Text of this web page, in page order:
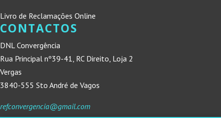
Livro de Reclamações Online
CONTACTOS
DNL Convergência
Rua Principal nº39-41, RC Direito, Loja 2
Vergas
3840-555 Sto André de Vagos
refconvergencia@gmail.com